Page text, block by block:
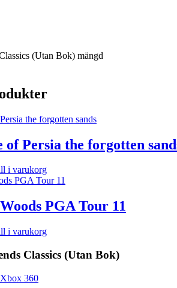
(Utan Bok) mängd
of Persia the forgotten
i varukorg
PGA Tour 11
i varukorg
Classics (Utan Bok)
Xbox 360